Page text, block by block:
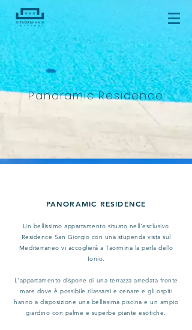
Panoramic Residence
PANORAMIC RESIDENCE
Un bellissimo appartamento situato nell'esclusivo
Residence San Giorgio con una stupenda vista sul
Mediterraneo vi accoglierà a Taormina la perla dello
Ionio.
L'appartamento dispone di una terrazza arredata fronte
mare dove è possibile rilassarsi e cenare e gli ospiti
hanno a disposizione una bellissima piscina e un ampio
giardino con palme e superbe piante esotiche.